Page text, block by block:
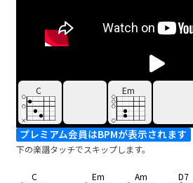
C Em
プレミアム会員はBPMが表示されます
下の楽譜タッチでスキップします。
C Em Am D7